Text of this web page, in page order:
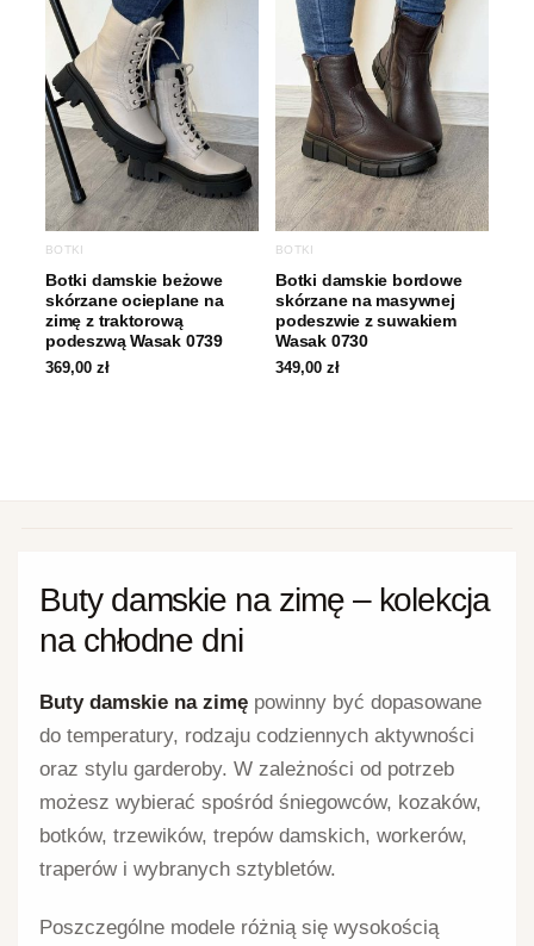
BOTKI
Botki damskie beżowe
skórzane ocieplane na
zimę z traktorową
podeszwą Wasak 0739
369,00 zł
BOTKI
Botki damskie bordowe
skórzane na masywnej
podeszwie z suwakiem
Wasak 0730
349,00 zł
Buty damskie na zimę – kolekcja
na chłodne dni
Buty damskie na zimę powinny być dopasowane
do temperatury, rodzaju codziennych aktywności
oraz stylu garderoby. W zależności od potrzeb
możesz wybierać spośród śniegowców, kozaków,
botków, trzewików, trepów damskich, workerów,
traperów i wybranych sztybletów.
Poszczególne modele różnią się wysokością